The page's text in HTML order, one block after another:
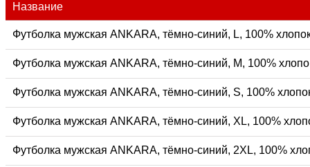
Название
Футболка мужская ANKARA, тёмно-синий, L, 100%
Футболка мужская ANKARA, тёмно-синий, M, 100%
Футболка мужская ANKARA, тёмно-синий, S, 100%
Футболка мужская ANKARA, тёмно-синий, XL, 100%
Футболка мужская ANKARA, тёмно-синий, 2XL, 100%